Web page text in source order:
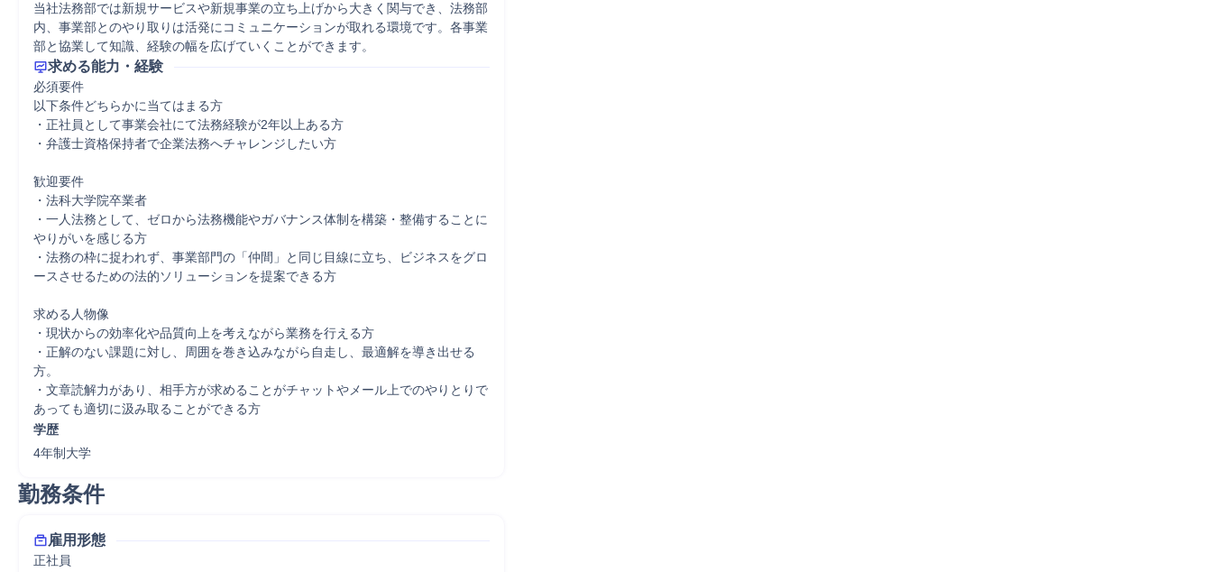
当社法務部では新規サービスや新規事業の立ち上げから大きく関与でき、法務部
内、事業部とのやり取りは活発にコミュニケーションが取れる環境です。各事業
部と協業して知識、経験の幅を広げていくことができます。
求める能力・経験
必須要件
以下条件どちらかに当てはまる方
・正社員として事業会社にて法務経験が2年以上ある方
・弁護士資格保持者で企業法務へチャレンジしたい方
歓迎要件
・法科大学院卒業者
・一人法務として、ゼロから法務機能やガバナンス体制を構築・整備することに
やりがいを感じる方
・法務の枠に捉われず、事業部門の「仲間」と同じ目線に立ち、ビジネスをグロ
ースさせるための法的ソリューションを提案できる方
求める人物像
・現状からの効率化や品質向上を考えながら業務を行える方
・正解のない課題に対し、周囲を巻き込みながら自走し、最適解を導き出せる
方。
・文章読解力があり、相手方が求めることがチャットやメール上でのやりとりで
あっても適切に汲み取ることができる方
学歴
4年制大学
勤務条件
雇用形態
正社員